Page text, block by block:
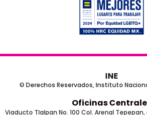
INE
© Derechos Reservados, Instituto
Oficinas
Viaducto Tlalpan No. 100 Col. Arenal